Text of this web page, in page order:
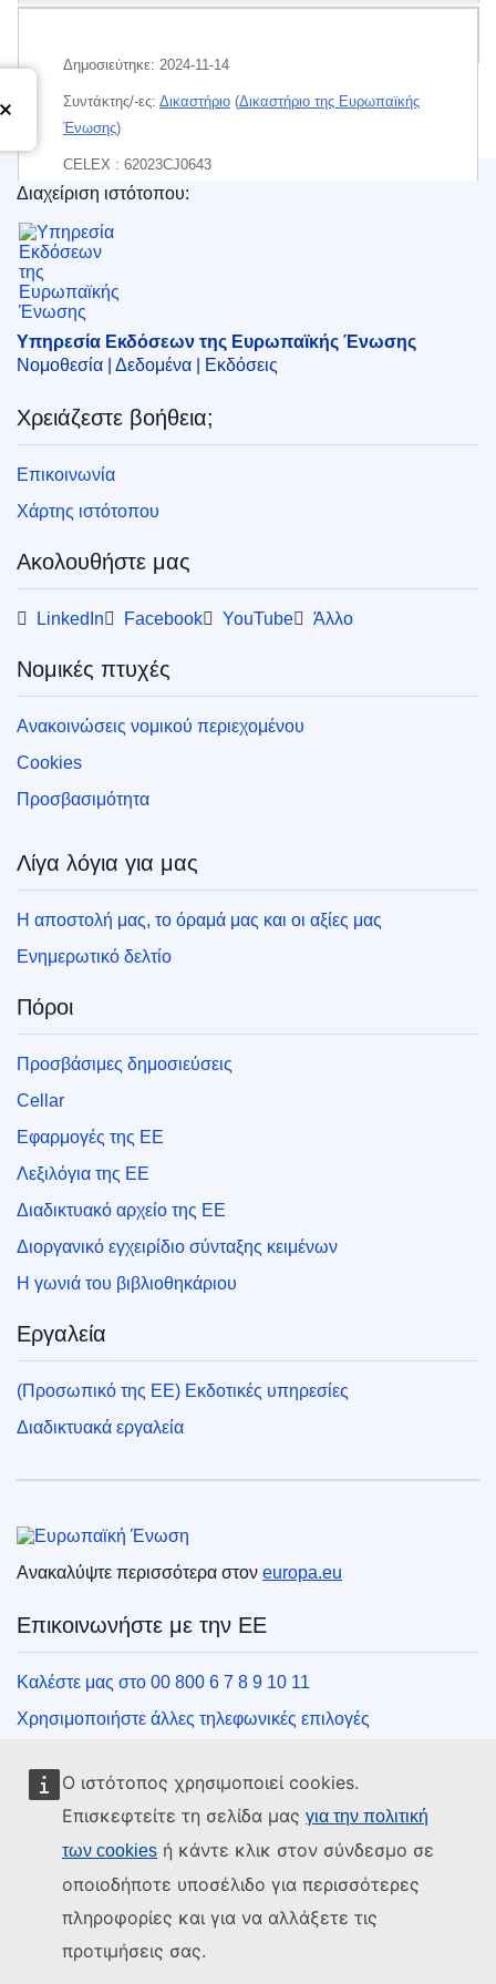
Ο ιστότοπος χρησιμοποιεί cookies.
Επισκεφτείτε τη σελίδα μας για την πολιτική
των cookies ή κάντε κλικ στον σύνδεσμο σε
οποιοδήποτε υποσέλιδο για περισσότερες
πληροφορίες και για να αλλάξετε τις
προτιμήσεις σας.
Δημοσιεύτηκε: 2024-11-14
Συντάκτης/-ες: Δικαστήριο (Δικαστήριο της Ευρωπαϊκής
Ένωσης)
CELEX : 62023CJ0643
ECLI : ECLI:EU:C:2024:959
Υπηρεσία Εκδόσεων της Ευρωπαϊκής Ένωσης
Διαχείριση ιστότοπου:
Υπηρεσία Εκδόσεων της Ευρωπαϊκής Ένωσης
Νομοθεσία | Δεδομένα | Εκδόσεις
Χρειάζεστε βοήθεια;
Επικοινωνία
Χάρτης ιστότοπου
Ακολουθήστε μας
LinkedIn Facebook YouTube Άλλο
Νομικές πτυχές
Ανακοινώσεις νομικού περιεχομένου
Cookies
Προσβασιμότητα
Λίγα λόγια για μας
Η αποστολή μας, το όραμά μας και οι αξίες μας
Ενημερωτικό δελτίο
Πόροι
Προσβάσιμες δημοσιεύσεις
Cellar
Εφαρμογές της ΕΕ
Λεξιλόγια της ΕΕ
Διαδικτυακό αρχείο της ΕΕ
Διοργανικό εγχειρίδιο σύνταξης κειμένων
Η γωνιά του βιβλιοθηκάριου
Εργαλεία
(Προσωπικό της ΕΕ) Εκδοτικές υπηρεσίες
Διαδικτυακά εργαλεία
Ανακαλύψτε περισσότερα στον europa.eu
Επικοινωνήστε με την ΕΕ
Καλέστε μας στο 00 800 6 7 8 9 10 11
Χρησιμοποιήστε άλλες τηλεφωνικές επιλογές
Συναντήστε μας σε ένα από τα κέντρα της ΕΕ
Μέσα κοινωνικής δικτύωσης
Αναζητήστε τα κανάλια της ΕΕ στα μέσα κοινωνικής